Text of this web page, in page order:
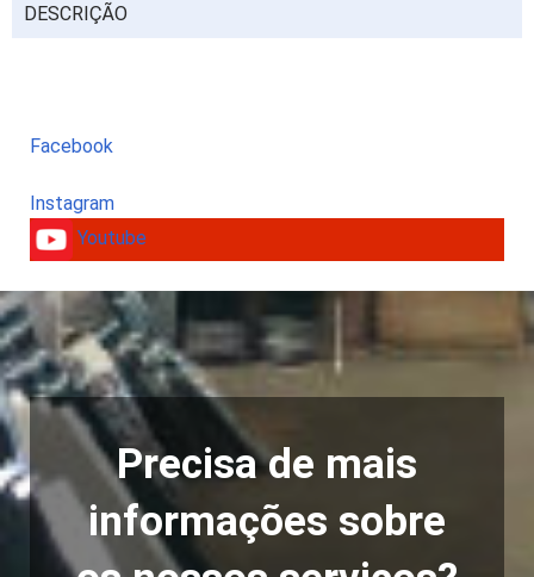
DESCRIÇÃO
Facebook
Instagram
Youtube
Precisa de mais
informações sobre